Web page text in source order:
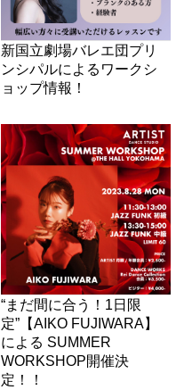
新国立劇場バレエ団プリ
ンシパルによるワークシ
ョップ情報！
“まだ間に合う！1日限
定”【AIKO FUJIWARA】
による SUMMER
WORKSHOP開催決
定！！